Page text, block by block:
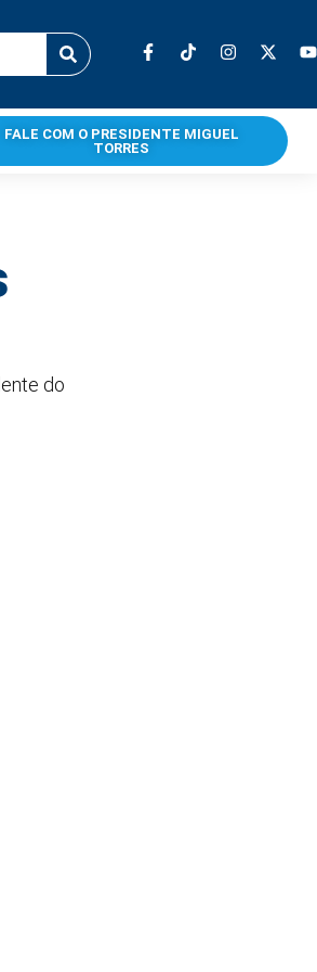
FALE COM O PRESIDENTE MIGUEL
TORRES
do